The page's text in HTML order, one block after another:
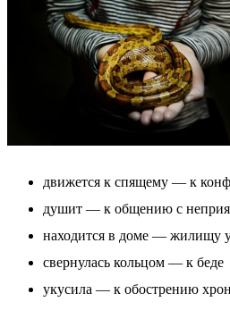
движется к спящему — к
душит — к общению с
находится в доме — жилищу
свернулась кольцом — к беде
укусила — к обострению